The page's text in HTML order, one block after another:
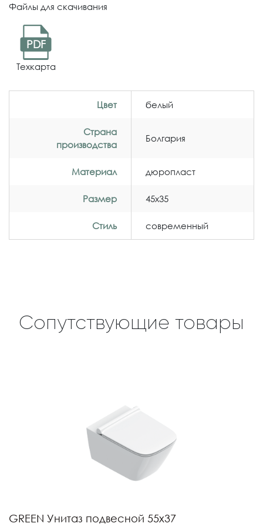
Файлы для скачивания
PDF
Техкарта
Цвет белый
Страна
производства
Болгария
Материал дюропласт
Размер 45x35
Стиль современный
Сопутствующие товары
GREEN Унитаз подвесной 55х37